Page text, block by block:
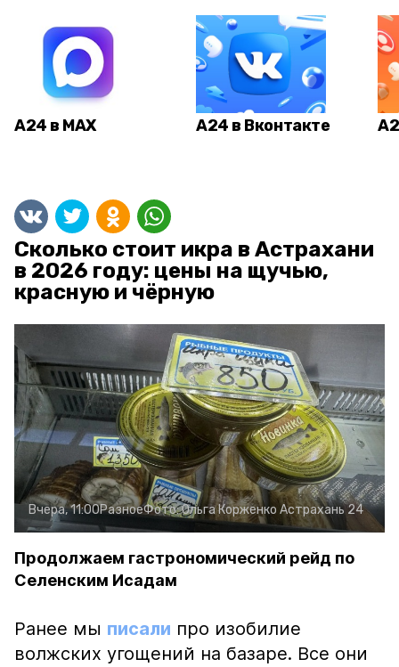
А24 в MAX А24 в Вконтакте
Сколько стоит икра в Астрахани
в 2026 году: цены на щучью,
красную и чёрную
Вчера, 11:00РазноеФото:Ольга Корженко Астрахань 24
Продолжаем гастрономический рейд по
Селенским Исадам
Ранее мы писали про изобилие
волжских угощений на базаре. Все они